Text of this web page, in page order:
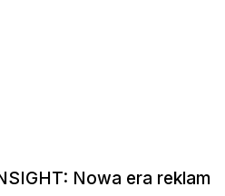
Nowa era reklam